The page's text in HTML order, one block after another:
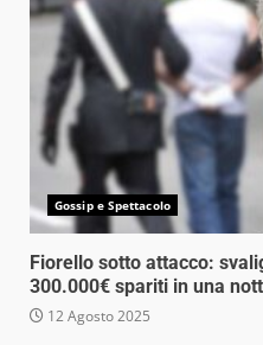
Gossip e Spettacolo
Fiorello sotto attacco:
300.000€ spariti in una
12 Agosto 2025